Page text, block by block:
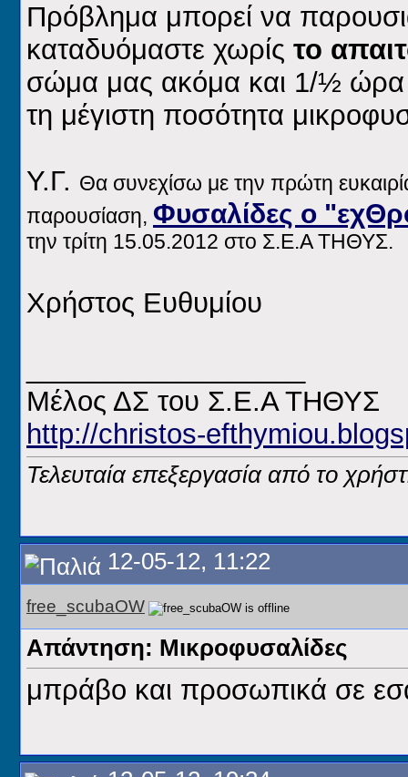
Πρόβλημα μπορεί να
καταδυόμαστε χωρίς το
σώμα μας ακόμα και 1/½ ώρα
τη μέγιστη ποσότητα
Υ.Γ. Θα συνεχίσω με την πρώτη
παρουσίαση, Φυσαλίδες ο
την τρίτη 15.05.2012 στο Σ.Ε.Α ΤΗΘΥΣ.
Χρήστος Ευθυμίου
Μέλος ΔΣ του Σ.Ε.Α ΤΗΘΥΣ
http://christos-
Τελευταία επεξεργασία από το
12-05-12, 11:22
free_scubaOW
Απάντηση: Μικροφυσαλίδες
μπράβο και προσωπικά σε